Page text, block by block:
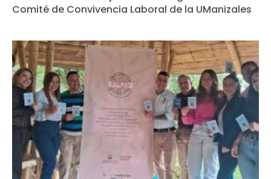
Comité de Convivencia Laboral de la UManizales